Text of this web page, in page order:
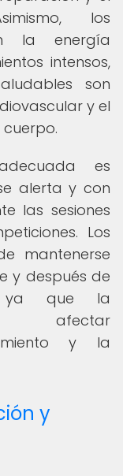
los
la energía
intensos,
son
y el
es
alerta y con
las sesiones
Los
mantenerse
y después de
ya que la
afectar
y la
y